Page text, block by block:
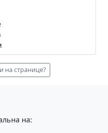
на странице?
на: